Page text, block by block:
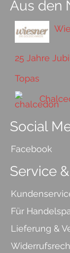
Aus den
25 Jahre
Topas
Social
Facebook
Service
Für
Lieferung &